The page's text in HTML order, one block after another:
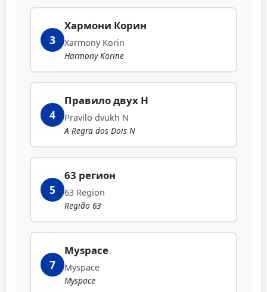
3
Хармони Корин
Xarmony Korin
Harmony Korine
4
Правило двух Н
Pravilo dvukh N
A Regra dos Dois N
5
63 регион
63 Region
Região 63
7
Myspace
Myspace
Myspace